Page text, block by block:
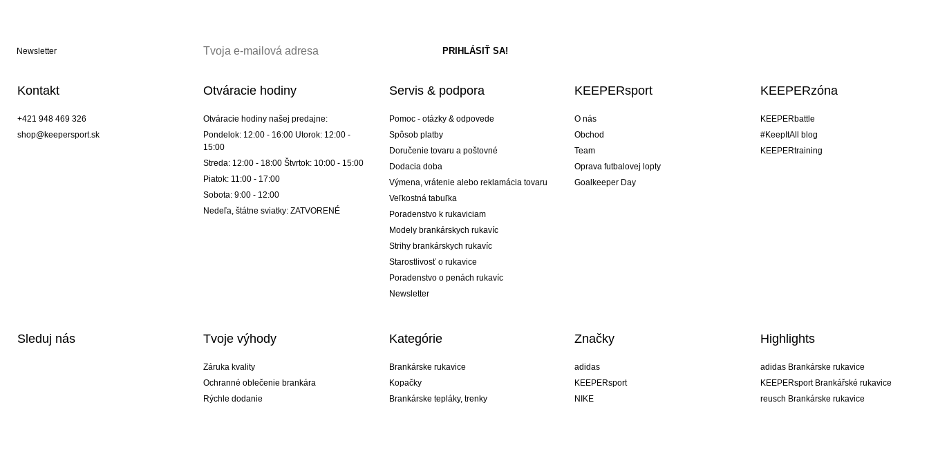
Newsletter
Kontakt
+421 948 469 326
shop@keepersport.sk
Otváracie hodiny
Otváracie hodiny našej predajne:
Pondelok: 12:00 - 16:00 Utorok: 12:00 -
15:00
Streda: 12:00 - 18:00 Štvrtok: 10:00 - 15:00
Piatok: 11:00 - 17:00
Sobota: 9:00 - 12:00
Nedeľa, štátne sviatky: ZATVORENÉ
Servis & podpora
Pomoc - otázky & odpovede
Spôsob platby
Doručenie tovaru a poštovné
Dodacia doba
Výmena, vrátenie alebo reklamácia tovaru
Veľkostná tabuľka
Poradenstvo k rukaviciam
Modely brankárskych rukavíc
Strihy brankárskych rukavíc
Starostlivosť o rukavice
Poradenstvo o penách rukavíc
Newsletter
KEEPERsport
O nás
Obchod
Team
Oprava futbalovej lopty
Goalkeeper Day
KEEPERzóna
KEEPERbattle
#KeepItAll blog
KEEPERtraining
Sleduj nás Tvoje výhody
Záruka kvality
Ochranné oblečenie brankára
Rýchle dodanie
Kategórie
Brankárske rukavice
Kopačky
Brankárske tepláky, trenky
Značky
adidas
KEEPERsport
NIKE
Highlights
adidas Brankárske rukavice
KEEPERsport Brankářské rukavice
reusch Brankárske rukavice